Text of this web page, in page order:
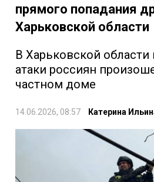
прямого попадания
Харьковской области
В Харьковской области
атаки россиян
частном доме
14.06.2026, 08:57 Катерина